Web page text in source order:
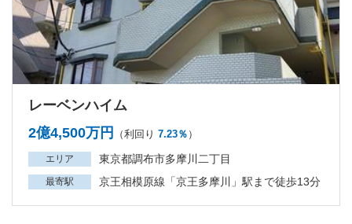
レーベンハイム
2億4,500万円 （利回り 7.23％ ）
エリア 東京都調布市多摩川二丁目
最寄駅 京王相模原線「京王多摩川」駅まで徒歩13分